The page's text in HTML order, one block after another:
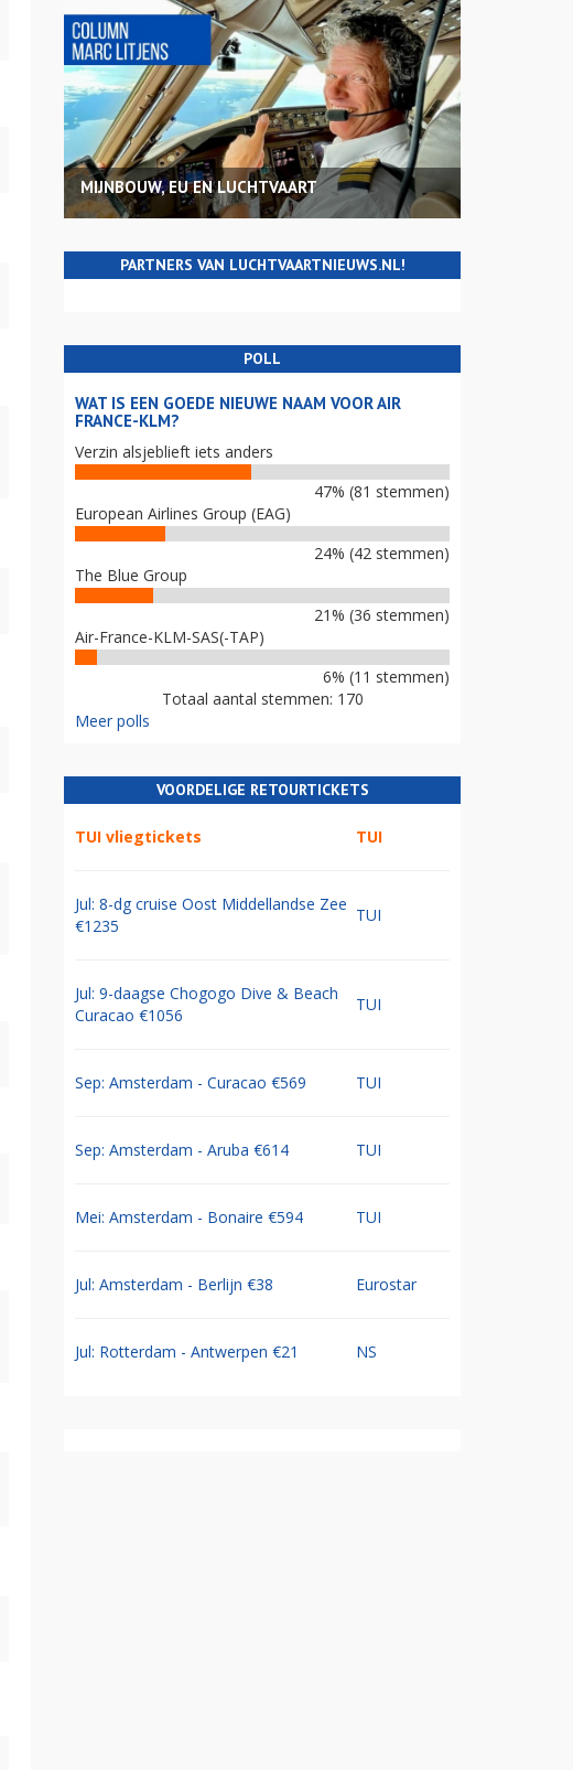
MIJNBOUW, EU EN LUCHTVAART
PARTNERS VAN LUCHTVAARTNIEUWS.NL!
POLL
WAT IS EEN GOEDE NIEUWE NAAM VOOR AIR
FRANCE-KLM?
Verzin alsjeblieft iets anders
47% (81 stemmen)
European Airlines Group (EAG)
24% (42 stemmen)
The Blue Group
21% (36 stemmen)
Air-France-KLM-SAS(-TAP)
6% (11 stemmen)
Totaal aantal stemmen: 170
Meer polls
VOORDELIGE RETOURTICKETS
TUI vliegtickets TUI
Jul: 8-dg cruise Oost Middellandse Zee
€1235
TUI
Jul: 9-daagse Chogogo Dive & Beach
Curacao €1056
TUI
Sep: Amsterdam - Curacao €569 TUI
Sep: Amsterdam - Aruba €614 TUI
Mei: Amsterdam - Bonaire €594 TUI
Jul: Amsterdam - Berlijn €38 Eurostar
Jul: Rotterdam - Antwerpen €21 NS